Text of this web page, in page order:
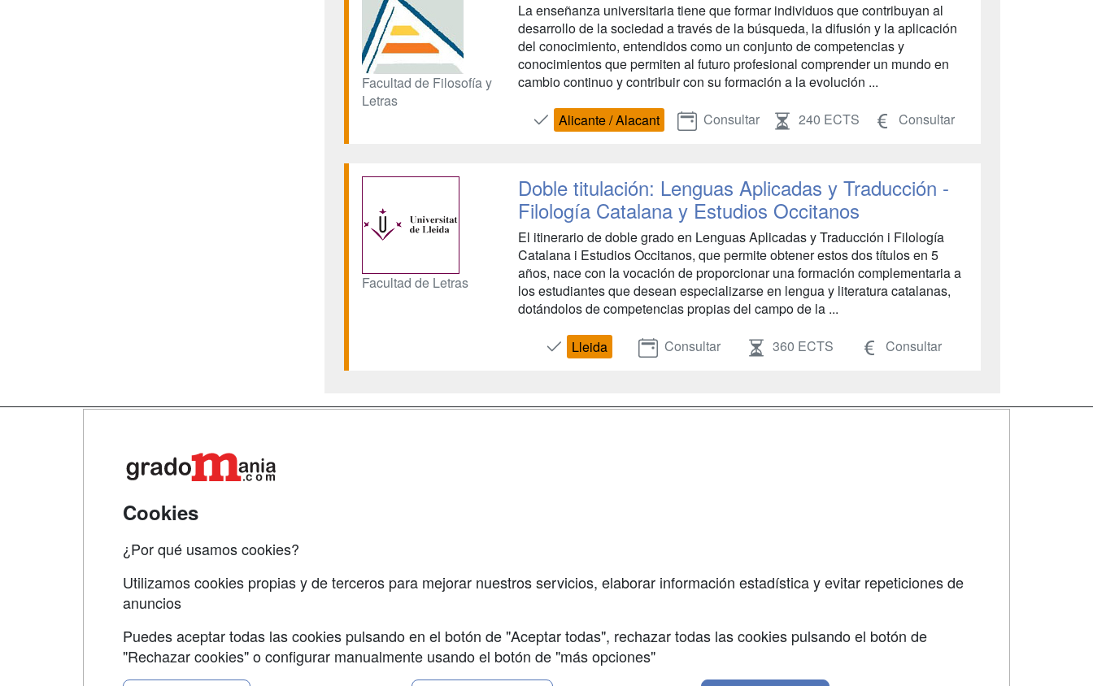
Facultad de Filosofía y
Letras
La enseñanza universitaria tiene que formar individuos que contribuyan al
desarrollo de la sociedad a través de la búsqueda, la difusión y la aplicación
del conocimiento, entendidos como un conjunto de competencias y
conocimientos que permiten al futuro profesional comprender un mundo en
cambio continuo y contribuir con su formación a la evolución ...
Alicante / Alacant Consultar 240 ECTS Consultar
Facultad de Letras
Doble titulación: Lenguas Aplicadas y Traducción -
Filología Catalana y Estudios Occitanos
El itinerario de doble grado en Lenguas Aplicadas y Traducción i Filología
Catalana i Estudios Occitanos, que permite obtener estos dos títulos en 5
años, nace con la vocación de proporcionar una formación complementaria a
los estudiantes que desean especializarse en lengua y literatura catalanas,
dotándolos de competencias propias del campo de la ...
Lleida Consultar 360 ECTS Consultar
Grupo formazion:
Cookies
¿Por qué usamos cookies?
Utilizamos cookies propias y de terceros para mejorar nuestros servicios, elaborar información estadística y evitar repeticiones de
anuncios
Puedes aceptar todas las cookies pulsando en el botón de "Aceptar todas", rechazar todas las cookies pulsando el botón de
"Rechazar cookies" o configurar manualmente usando el botón de "más opciones"